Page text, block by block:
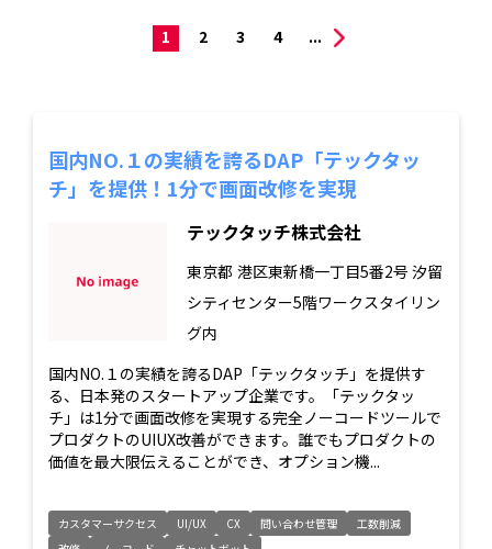
1 2 3 4 ...
国内NO.１の実績を誇るDAP「テックタッ
チ」を提供！1分で画面改修を実現
テックタッチ株式会社
東京都 港区東新橋一丁目5番2号 汐留
シティセンター5階ワークスタイリン
グ内
国内NO.１の実績を誇るDAP「テックタッチ」を提供す
る、日本発のスタートアップ企業です。「テックタッ
チ」は1分で画面改修を実現する完全ノーコードツールで
プロダクトのUIUX改善ができます。誰でもプロダクトの
価値を最大限伝えることができ、オプション機...
カスタマーサクセス UI/UX CX 問い合わせ管理
工数削減